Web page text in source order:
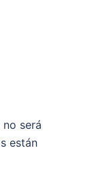
será
están